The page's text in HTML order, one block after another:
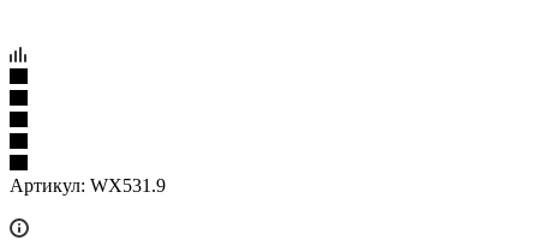
Артикул: WX531.9